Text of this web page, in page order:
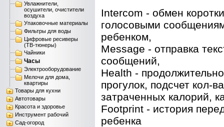
Увлажнители,
осушители, очистители
воздуха
Упаковочные материалы
Фильтры для воды
Цифровые ресиверы
(ТВ-тюнеры)
Чайники
Часы
Электрооборудование
Мелочи для дома,
квартиры
Товары для кухни
Автотовары
Красота и здоровье
Инструмент рабочий
Сад-огород
Intercom - обмен
голосовыми
ребенком,
Message - отправка
сообщений,
Health -
прогулок, подсчет кол-
затраченных калорий,
Footprint - история
ребенка